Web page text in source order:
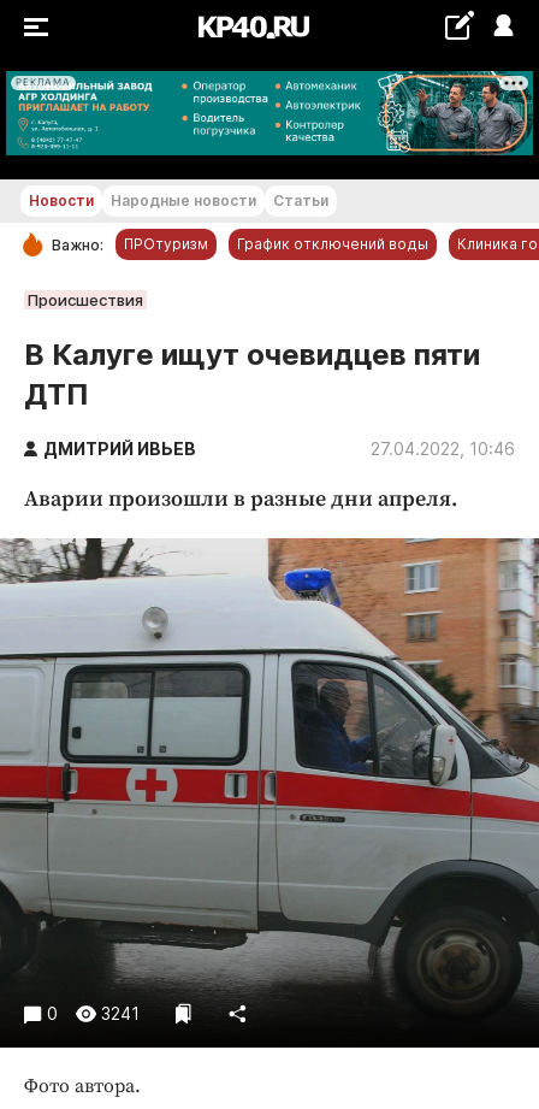
РЕКЛАМА
+24...+25 °С
РУБРИКИ
Новости компаний
Статьи
Народные новости
Благоустройство
Криминал
Недвижимость и ЖКХ
Образование
Общество
Погода
Праздники
Происшествия
Экономика и бизнес
ПРОЕКТЫ
Блоги
Издания
Медиаперсона
Интересное чтиво
Новости Народные новости Статьи
Важно: ПРОтуризм График отключений воды Клиника
Происшествия
В Калуге ищут очевидцев пяти
ДТП
ДМИТРИЙ ИВЬЕВ 27.04.2022, 10:46
Аварии произошли в разные дни апреля.
0 3241
Фото автора.